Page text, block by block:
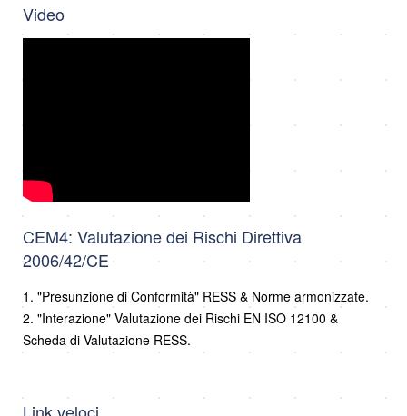
Video
CEM4: Valutazione dei Rischi Direttiva
2006/42/CE
1. "Presunzione di Conformità" RESS & Norme armonizzate.
2. "Interazione" Valutazione dei Rischi EN ISO 12100 &
Scheda di Valutazione RESS.